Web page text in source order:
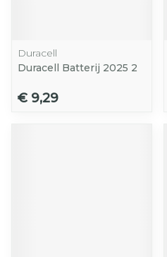
Duracell
Duracell Batterij 2025 2
€ 9,29